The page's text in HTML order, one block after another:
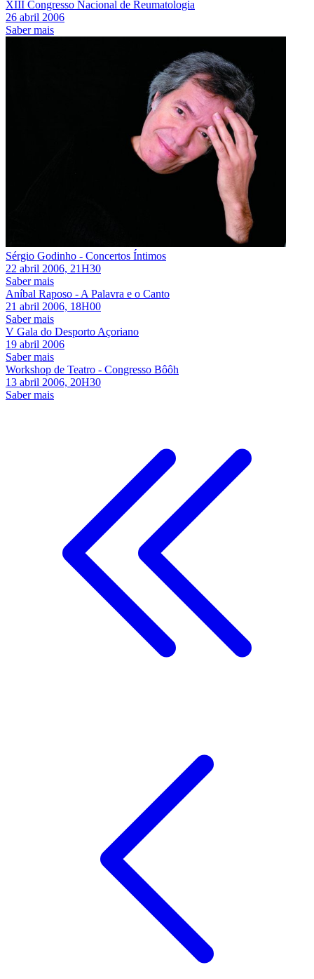
XIII Congresso Nacional de Reumatologia
26 abril 2006
Saber mais
Sérgio Godinho - Concertos Íntimos
22 abril 2006, 21H30
Saber mais
Aníbal Raposo - A Palavra e o Canto
21 abril 2006, 18H00
Saber mais
V Gala do Desporto Açoriano
19 abril 2006
Saber mais
Workshop de Teatro - Congresso Bôôh
13 abril 2006, 20H30
Saber mais